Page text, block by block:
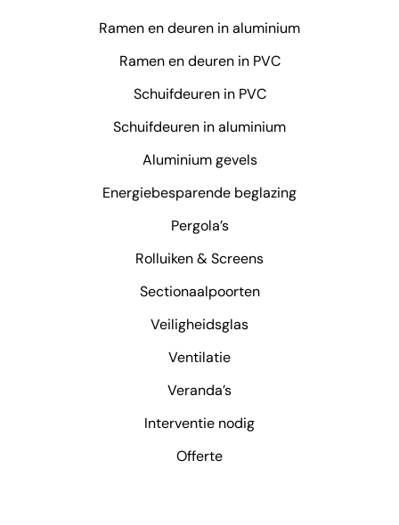
Ramen en deuren in aluminium
Ramen en deuren in PVC
Schuifdeuren in PVC
Schuifdeuren in aluminium
Aluminium gevels
Energiebesparende beglazing
Pergola’s
Rolluiken & Screens
Sectionaalpoorten
Veiligheidsglas
Ventilatie
Veranda’s
Interventie nodig
Offerte